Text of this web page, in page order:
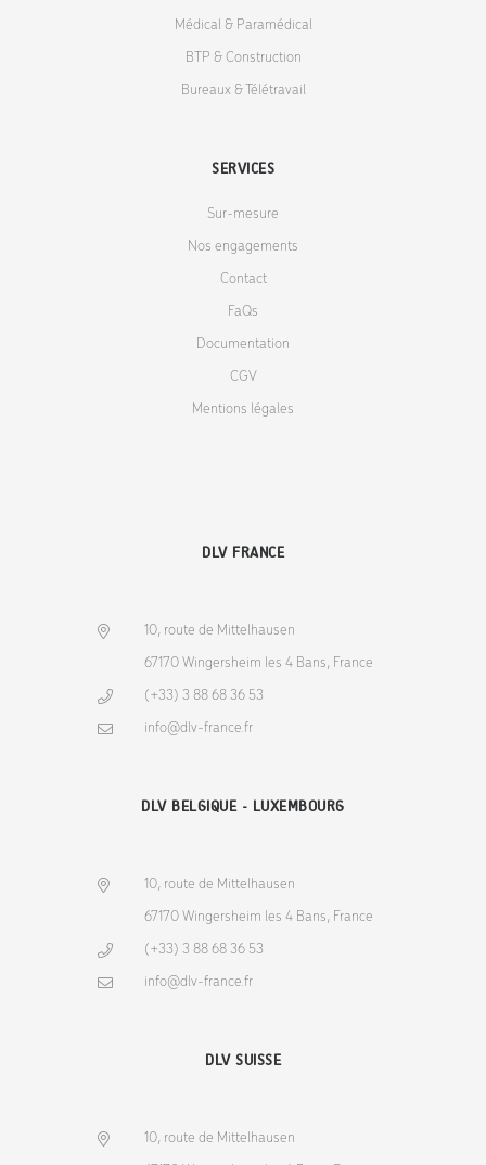
Médical & Paramédical
BTP & Construction
Bureaux & Télétravail
SERVICES
Sur-mesure
Nos engagements
Contact
FaQs
Documentation
CGV
Mentions légales
DLV FRANCE
10, route de Mittelhausen
67170 Wingersheim les 4 Bans, France
(+33) 3 88 68 36 53
info@dlv-france.fr
DLV BELGIQUE - LUXEMBOURG
10, route de Mittelhausen
67170 Wingersheim les 4 Bans, France
(+33) 3 88 68 36 53
info@dlv-france.fr
DLV SUISSE
10, route de Mittelhausen